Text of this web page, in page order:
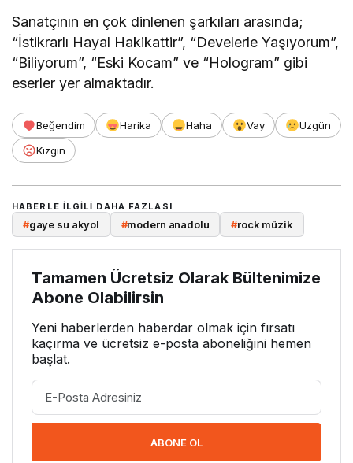
Sanatçının en çok dinlenen şarkıları arasında;
“İstikrarlı Hayal Hakikattir”, “Develerle Yaşıyorum”,
“Biliyorum”, “Eski Kocam” ve “Hologram” gibi
eserler yer almaktadır.
Beğendim Harika Haha Vay
Üzgün
Kızgın
HABERLE ILGILI DAHA FAZLASI
#gaye su akyol #modern anadolu #rock müzik
Tamamen Ücretsiz Olarak Bültenimize
Abone Olabilirsin
Yeni haberlerden haberdar olmak için fırsatı
kaçırma ve ücretsiz e-posta aboneliğini hemen
başlat.
ABONE OL